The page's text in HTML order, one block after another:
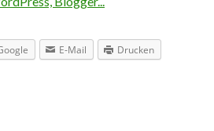
E-Mail Drucken